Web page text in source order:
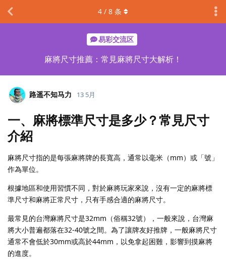
易彩交流区
麻將尺寸推薦：常見麻將尺寸大解析！
4 / 8 条
路遥不知马力 13 5月
一、麻將標準尺寸是多少？常見尺寸
介紹
麻將尺寸指的是每張麻將牌的長寬高，通常以毫米（mm）或「號」
作為單位。
根據地區和使用習慣不同，對於麻將玩家來說，沒有一定的麻將標
準尺寸和麻將正常尺寸，只有手感合適的麻將尺寸。
最常見的台灣麻將尺寸是32mm（俗稱32號），一般來說，台灣麻
將大小普遍都落在32-40號之間。為了讓牌友好推牌，一般麻將尺寸
通常不會低於30mm或高於44mm，以免拿起困難，影響到摸麻將
的進度。